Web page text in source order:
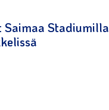
Saimaa Stadiumilla